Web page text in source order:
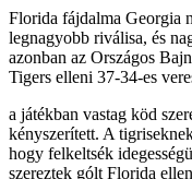
Florida fájdalma Georgia
legnagyobb riválisa, és
azonban az Országos
Tigers elleni 37-34-es
a játékban vastag köd
kényszerített. A
hogy felkeltsék
szereztek gólt Florida